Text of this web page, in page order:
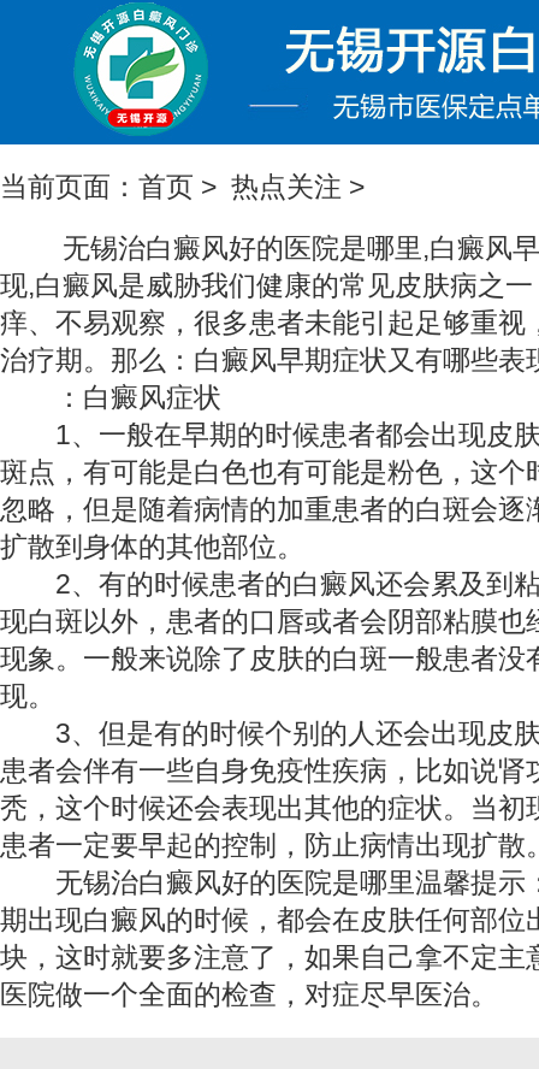
当前页面： 首页 > 热点关注 >
无锡治白癜风好的医院是哪里,白癜风
现,白癜风是威胁我们健康的常见皮肤病之
痒、不易观察，很多患者未能引起足够重视
治疗期。那么：白癜风早期症状又有哪些表
：白癜风症状
1、一般在早期的时候患者都会出现皮
斑点，有可能是白色也有可能是粉色，这个
忽略，但是随着病情的加重患者的白斑会逐
扩散到身体的其他部位。
2、有的时候患者的白癜风还会累及到
现白斑以外，患者的口唇或者会阴部粘膜也
现象。一般来说除了皮肤的白斑一般患者没
现。
3、但是有的时候个别的人还会出现皮
患者会伴有一些自身免疫性疾病，比如说肾
秃，这个时候还会表现出其他的症状。当初
患者一定要早起的控制，防止病情出现扩散
无锡治白癜风好的医院是哪里温馨提示
期出现白癜风的时候，都会在皮肤任何部位
块，这时就要多注意了，如果自己拿不定主
医院做一个全面的检查，对症尽早医治。